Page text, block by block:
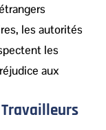
les autorités
les
aux